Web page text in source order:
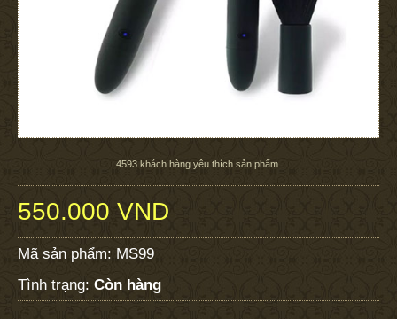
4593 khách hàng yêu thích sản phẩm.
550.000 VND
Mã sản phẩm: MS99
Tình trạng: Còn hàng